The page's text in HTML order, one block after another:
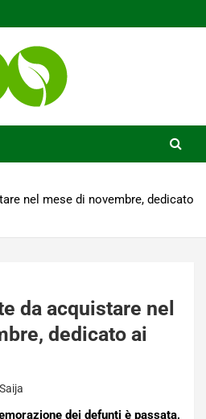
nel mese di novembre, dedicato
da acquistare nel
dedicato ai
dei defunti è passata,